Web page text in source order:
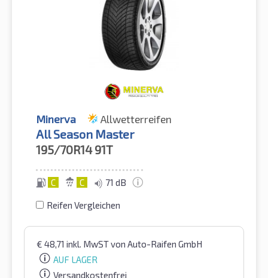
Minerva Allwetterreifen
All Season Master
195/70R14 91T
C C 71 dB
Reifen Vergleichen
€ 48,71 inkl. MwSTvon Auto-Raifen GmbH
AUF LAGER
Versandkostenfrei